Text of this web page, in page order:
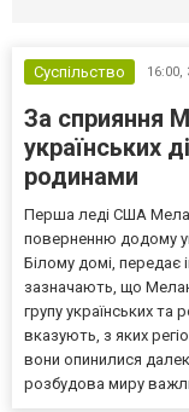
Суспільство 16:00,
За сприяння
українських
родинами
Перша леді США
поверненню додому
Білому домі, передає
зазначають, що
групу українських та
вказують, з яких
вони опинилися
розбудова миру